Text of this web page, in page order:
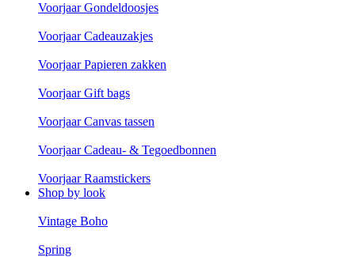
Voorjaar Gondeldoosjes
Voorjaar Cadeauzakjes
Voorjaar Papieren zakken
Voorjaar Gift bags
Voorjaar Canvas tassen
Voorjaar Cadeau- & Tegoedbonnen
Voorjaar Raamstickers
Shop by look
Vintage Boho
Spring